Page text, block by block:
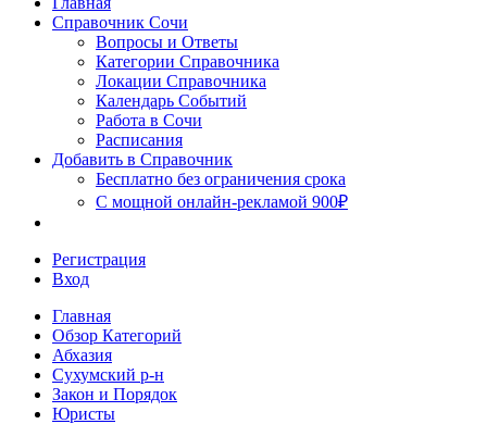
Сочи
Справочник Сочи
Вопросы и Ответы
Категории Справочника
Локации Справочника
Календарь Событий
Работа в Сочи
Расписания
Добавить в Справочник
Бесплатно без ограничения срока
С мощной онлайн-рекламой 900₽
Регистрация
Вход
Главная
Обзор Категорий
Абхазия
Сухумский р-н
Закон и Порядок
Юристы